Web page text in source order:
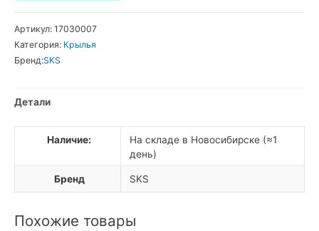
товара
Dashboard
Крыло
Артикул: 17030007
Категория: Крылья
Бренд:SKS
Детали
Наличие:
На складе в Новосибирске (≈1
день)
Бренд SKS
Похожие товары